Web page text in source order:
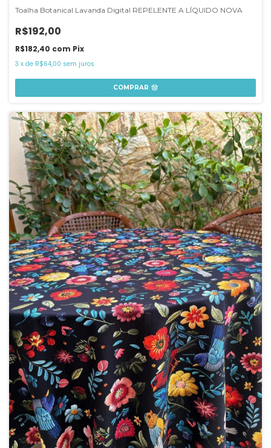
Toalha Botanical Lavanda Digital REPELENTE A LÍQUIDO NOVA
R$192,00
R$182,40 com Pix
3 x de R$64,00 sem juros
COMPRAR